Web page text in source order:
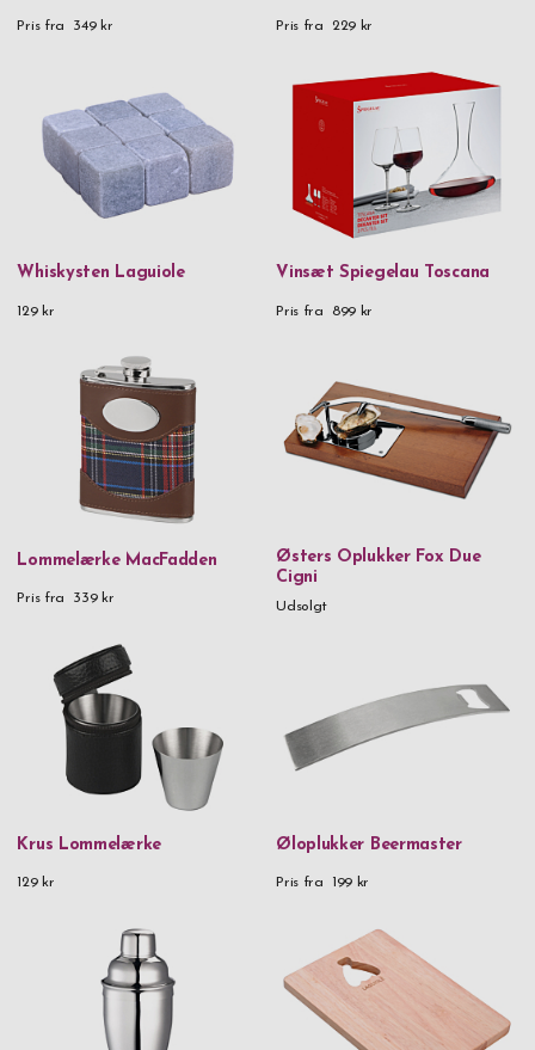
Tin
Vegansk læder & rustfrit stål
Pris
0 kr
5.000 kr and above
Pris fra 349 kr Pris fra 229 kr
Whiskysten Laguiole
129 kr
Vinsæt Spiegelau Toscana
Pris fra 899 kr
Lommelærke MacFadden
Pris fra 339 kr
Østers Oplukker Fox Due
Cigni
Udsolgt
Krus Lommelærke
129 kr
Øloplukker Beermaster
Pris fra 199 kr